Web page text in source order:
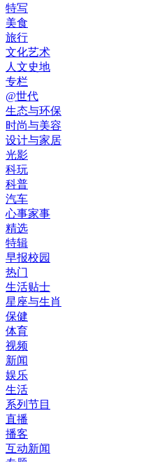
特写
美食
旅行
文化艺术
人文史地
专栏
@世代
生态与环保
时尚与美容
设计与家居
光影
科玩
科普
汽车
心事家事
精选
特辑
早报校园
热门
生活贴士
星座与生肖
保健
体育
视频
新闻
娱乐
生活
系列节目
直播
播客
互动新闻